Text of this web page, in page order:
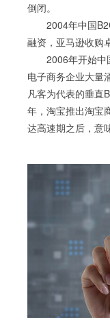
倒闭。
2004年中国
融资，亚马逊收购
2006年开始中
电子商务企业大量
凡客为代表的垂直
年，淘宝推出淘宝
达高速期之后，意